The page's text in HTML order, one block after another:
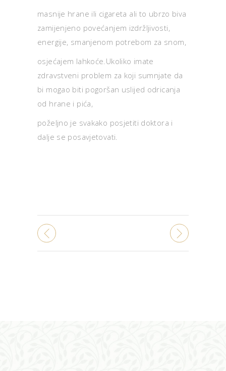
masnije hrane ili cigareta ali to ubrzo biva
zamijenjeno povećanjem izdržljivosti,
energije, smanjenom potrebom za snom,
osjećajem lahkoće.Ukoliko imate
zdravstveni problem za koji sumnjate da
bi mogao biti pogoršan uslijed odricanja
od hrane i pića,
poželjno je svakako posjetiti doktora i
dalje se posavjetovati.